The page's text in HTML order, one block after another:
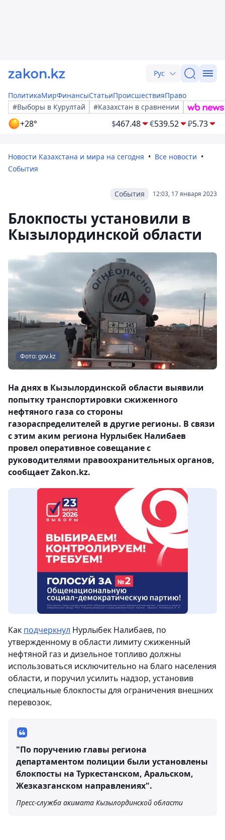
Рус
ПолитикаМирФинансыСтатьиПроисшествияПраво
#Выборы в Курултай
#Казахстан в сравнении
+28° $467.48 €539.52 ₽5.73
Новости Казахстана и мира на сегодня
Все новости
События
12:03, 17 января 2023
События
Блокпосты установили в
Кызылординской области
Фото: gov.kz
На днях в Кызылординской области выявили
попытку транспортировки сжиженного
нефтяного газа со стороны
газораспределителей в другие регионы. В связи
с этим аким региона Нурлыбек Налибаев
провел оперативное совещание с
руководителями правоохранительных органов,
сообщает Zakon.kz.
Как подчеркнул Нурлыбек Налибаев, по
утвержденному в области лимиту сжиженный
нефтяной газ и дизельное топливо должны
использоваться исключительно на благо населения
области, и поручил усилить надзор, установив
специальные блокпосты для ограничения внешних
перевозок.
"По поручению главы региона
департаментом полиции были установлены
блокпосты на Туркестанском, Аральском,
Жезказганском направлениях".
Пресс-служба акимата Кызылординской области